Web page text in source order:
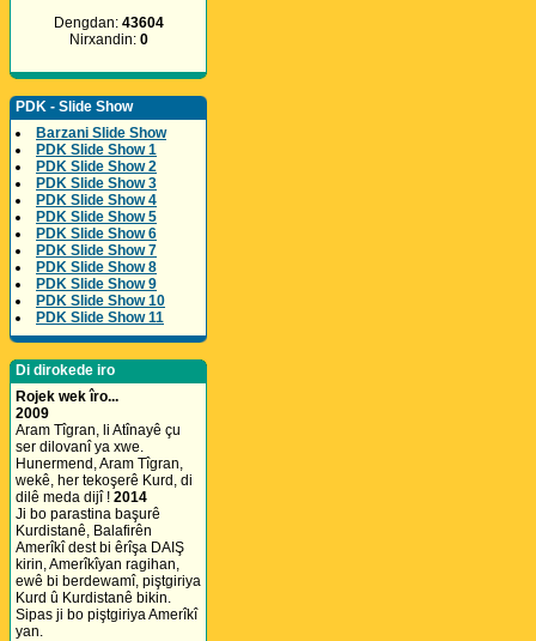
Dengdan: 43604
Nirxandin: 0
PDK - Slide Show
Barzani Slide Show
PDK Slide Show 1
PDK Slide Show 2
PDK Slide Show 3
PDK Slide Show 4
PDK Slide Show 5
PDK Slide Show 6
PDK Slide Show 7
PDK Slide Show 8
PDK Slide Show 9
PDK Slide Show 10
PDK Slide Show 11
Di dirokede iro
Rojek wek îro...
2009
Aram Tîgran, li Atînayê çu
ser dilovanî ya xwe.
Hunermend, Aram Tîgran,
wekê, her tekoşerê Kurd, di
dilê meda dijî ! 2014
Ji bo parastina başurê
Kurdistanê, Balafirên
Amerîkî dest bi êrîşa DAIŞ
kirin, Amerîkîyan ragihan,
ewê bi berdewamî, piştgiriya
Kurd û Kurdistanê bikin.
Sipas ji bo piştgiriya Amerîkî
yan.